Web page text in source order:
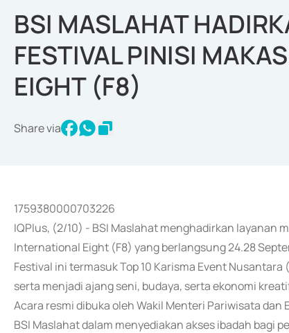
BSI MASLAHAT
FESTIVAL PINISI
EIGHT (F8)
Share via
1759380000703226
IQPlus, (2/10) - BSI Maslahat menghadirkan layanan
International Eight (F8) yang berlangsung 24.28
Festival ini termasuk Top 10 Karisma Event
serta menjadi ajang seni, budaya, serta ekonomi
Acara resmi dibuka oleh Wakil Menteri Pariwisata
BSI Maslahat dalam menyediakan akses ibadah bagi